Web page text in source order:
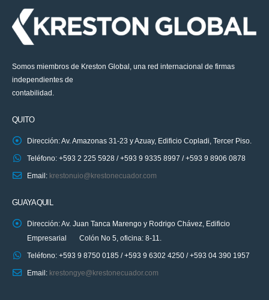
Somos miembros de Kreston Global, una red internacional de firmas
independientes de
contabilidad.
QUITO
Dirección: Av. Amazonas 31-23 y Azuay, Edificio Copladi, Tercer Piso.
Teléfono: +593 2 225 5928 / +593 9 9335 8997 / +593 9 8906 0878
Email: krestonuio@krestonecuador.com
GUAYAQUIL
Dirección: Av. Juan Tanca Marengo y Rodrigo Chávez, Edificio
Empresarial Colón No 5, oficina: 8-11.
Teléfono: +593 9 8750 0185 / +593 9 6302 4250 / +593 04 390 1957
Email: krestongye@krestonecuador.com